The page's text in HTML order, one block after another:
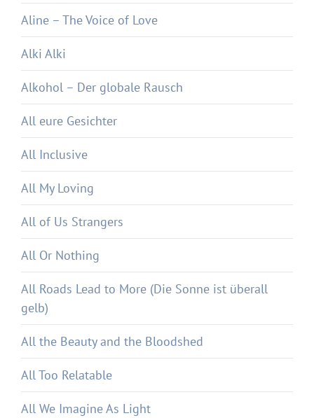
Aline – The Voice of Love
Alki Alki
Alkohol – Der globale Rausch
All eure Gesichter
All Inclusive
All My Loving
All of Us Strangers
All Or Nothing
All Roads Lead to More (Die Sonne ist überall
gelb)
All the Beauty and the Bloodshed
All Too Relatable
All We Imagine As Light